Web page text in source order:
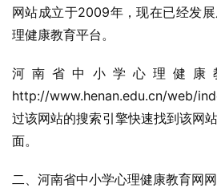
网站成立于2009年，现在已经发
理健康教育平台。
河南省中小学心理健康
http://www.henan.edu.cn/web/
过该网站的搜索引擎快速找到该网
面。
二、河南省中小学心理健康教育网